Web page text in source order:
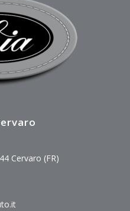
Cervaro (FR)